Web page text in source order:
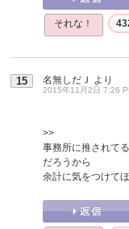
それな！
15 名無しだＪ より
2015年11月2日 7:26
>>
事務所に推されて
だろうから
余計に気をつけて